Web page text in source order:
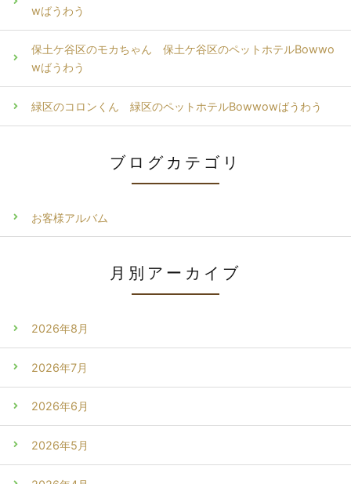
wばうわう
保土ケ谷区のモカちゃん 保土ケ谷区のペットホテルBowwo
wばうわう
緑区のコロンくん 緑区のペットホテルBowwowばうわう
ブログカテゴリ
お客様アルバム
月別アーカイブ
2026年8月
2026年7月
2026年6月
2026年5月